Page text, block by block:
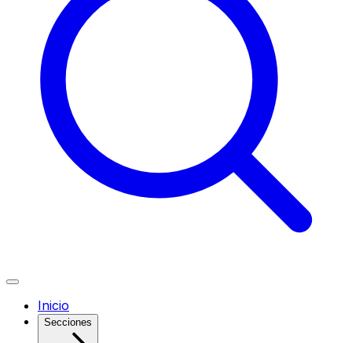
Inicio
Secciones